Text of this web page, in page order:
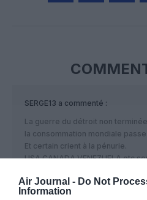
Air Journal - Do Not
Information
SERGE13 a commenté :
La guerre du détroit non
la consommation mondiale passe
Et certain crient à la pénurie.
USA CANADA VENEZUELA etc
D’où cette pénurie viendrait elle?
Pourquoi d’abord les avions???